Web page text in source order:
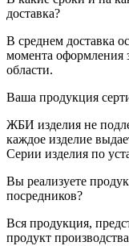
доставка?
В среднем доставка
момента оформления
области.
Ваша продукция
ЖБИ изделия не
каждое изделие
Серии изделия по
Вы реализуете
посредников?
Вся продукция,
продукт